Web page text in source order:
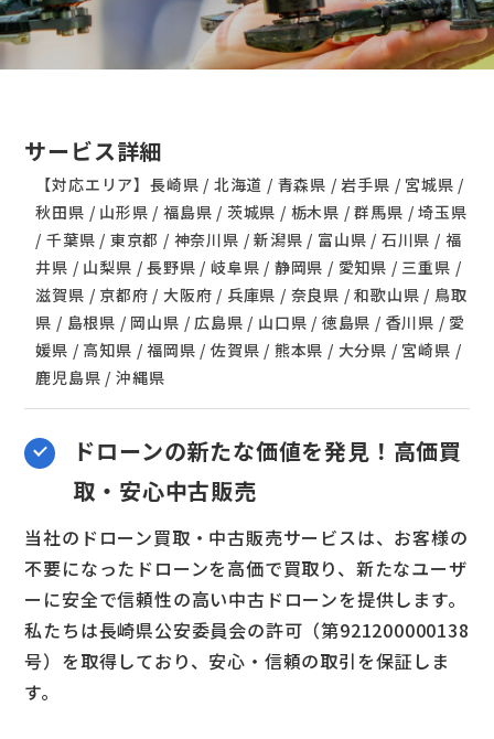
サービス詳細
【対応エリア】長崎県 / 北海道 / 青森県 / 岩手県 / 宮城県 /
秋田県 / 山形県 / 福島県 / 茨城県 / 栃木県 / 群馬県 / 埼玉県
/ 千葉県 / 東京都 / 神奈川県 / 新潟県 / 富山県 / 石川県 / 福
井県 / 山梨県 / 長野県 / 岐阜県 / 静岡県 / 愛知県 / 三重県 /
滋賀県 / 京都府 / 大阪府 / 兵庫県 / 奈良県 / 和歌山県 / 鳥取
県 / 島根県 / 岡山県 / 広島県 / 山口県 / 徳島県 / 香川県 / 愛
媛県 / 高知県 / 福岡県 / 佐賀県 / 熊本県 / 大分県 / 宮崎県 /
鹿児島県 / 沖縄県
ドローンの新たな価値を発見！高価買
取・安心中古販売
当社のドローン買取・中古販売サービスは、お客様の
不要になったドローンを高価で買取り、新たなユーザ
ーに安全で信頼性の高い中古ドローンを提供します。
私たちは長崎県公安委員会の許可（第921200000138
号）を取得しており、安心・信頼の取引を保証しま
す。